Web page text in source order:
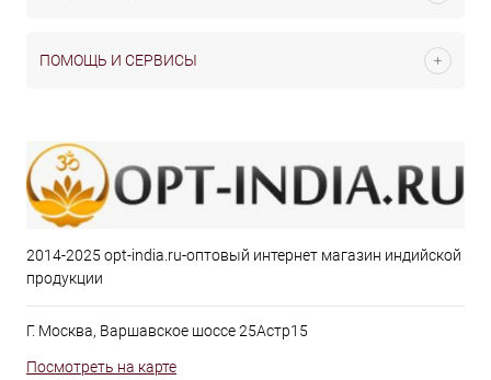
ПОМОЩЬ И СЕРВИСЫ
2014-2025 opt-india.ru-оптовый интернет магазин индийской
продукции
Г. Москва, Варшавское шоссе 25Астр15
Посмотреть на карте